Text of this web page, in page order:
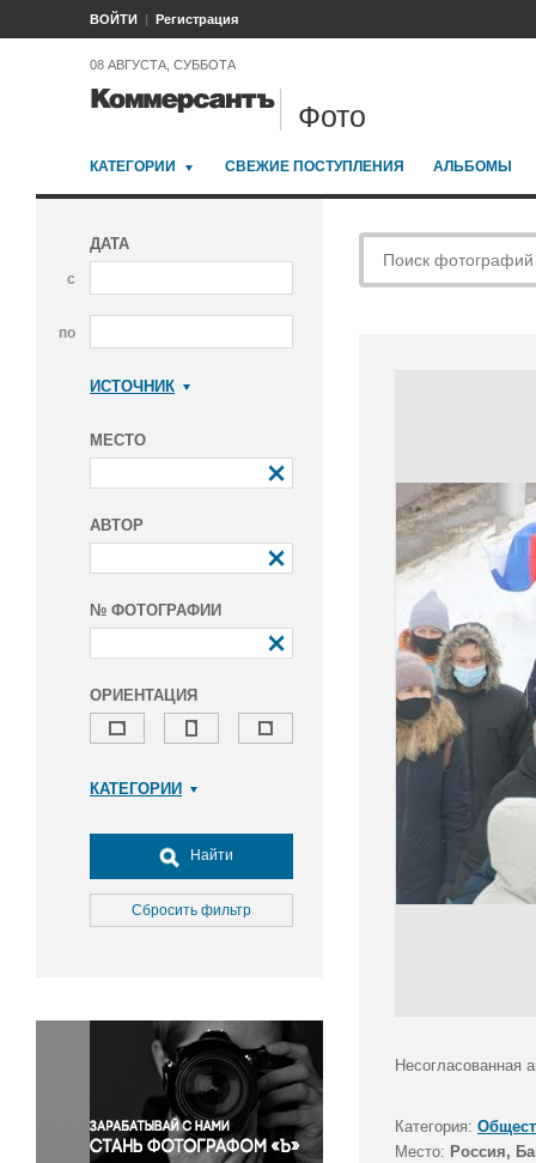
ВОЙТИ Регистрация
08 АВГУСТА, СУББОТА
Фото
КАТЕГОРИИ СВЕЖИЕ ПОСТУПЛЕНИЯ АЛЬБОМЫ
ДАТА
с
по
ИСТОЧНИК
МЕСТО
АВТОР
№ ФОТОГРАФИИ
ОРИЕНТАЦИЯ
КАТЕГОРИИ
Досуг, туризм и отдых
Культура
Медицина
Окружающая среда
Политика
Правосудие
Происшествия и конфликты
Религия
Найти
Сбросить фильтр
Несогласованная
Категория:
Место: Россия,